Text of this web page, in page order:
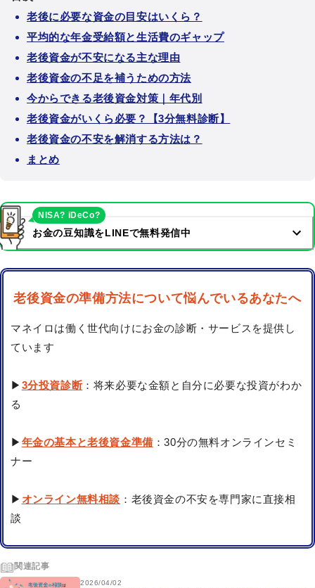
老後に必要な資金の目安はいくら？
平均的な年金受給額と生活費のギャップ
老後資金が不安になる主な理由
老後資金の不足を補うための方法
今からできる老後資金対策｜年代別
老後資金がいくら必要？【3分無料診断】
老後資金の不安を解消する方法は？
まとめ
お金の豆知識をLINEで無料発信中
NISA? iDeCo?
老後資金の準備方法について悩んでいるあなたへ
マネイロは働く世代向けにお金の診断・サービスを提供し
ています
▶ 3分投資診断：将来必要な金額と自分に必要な投資がわか
る
▶ 年金の基本と老後資金準備 ：30分の無料オンラインセミ
ナー
▶ オンライン無料相談 ：老後資金の不安を専門家に直接相
談
関連記事
2026/04/02